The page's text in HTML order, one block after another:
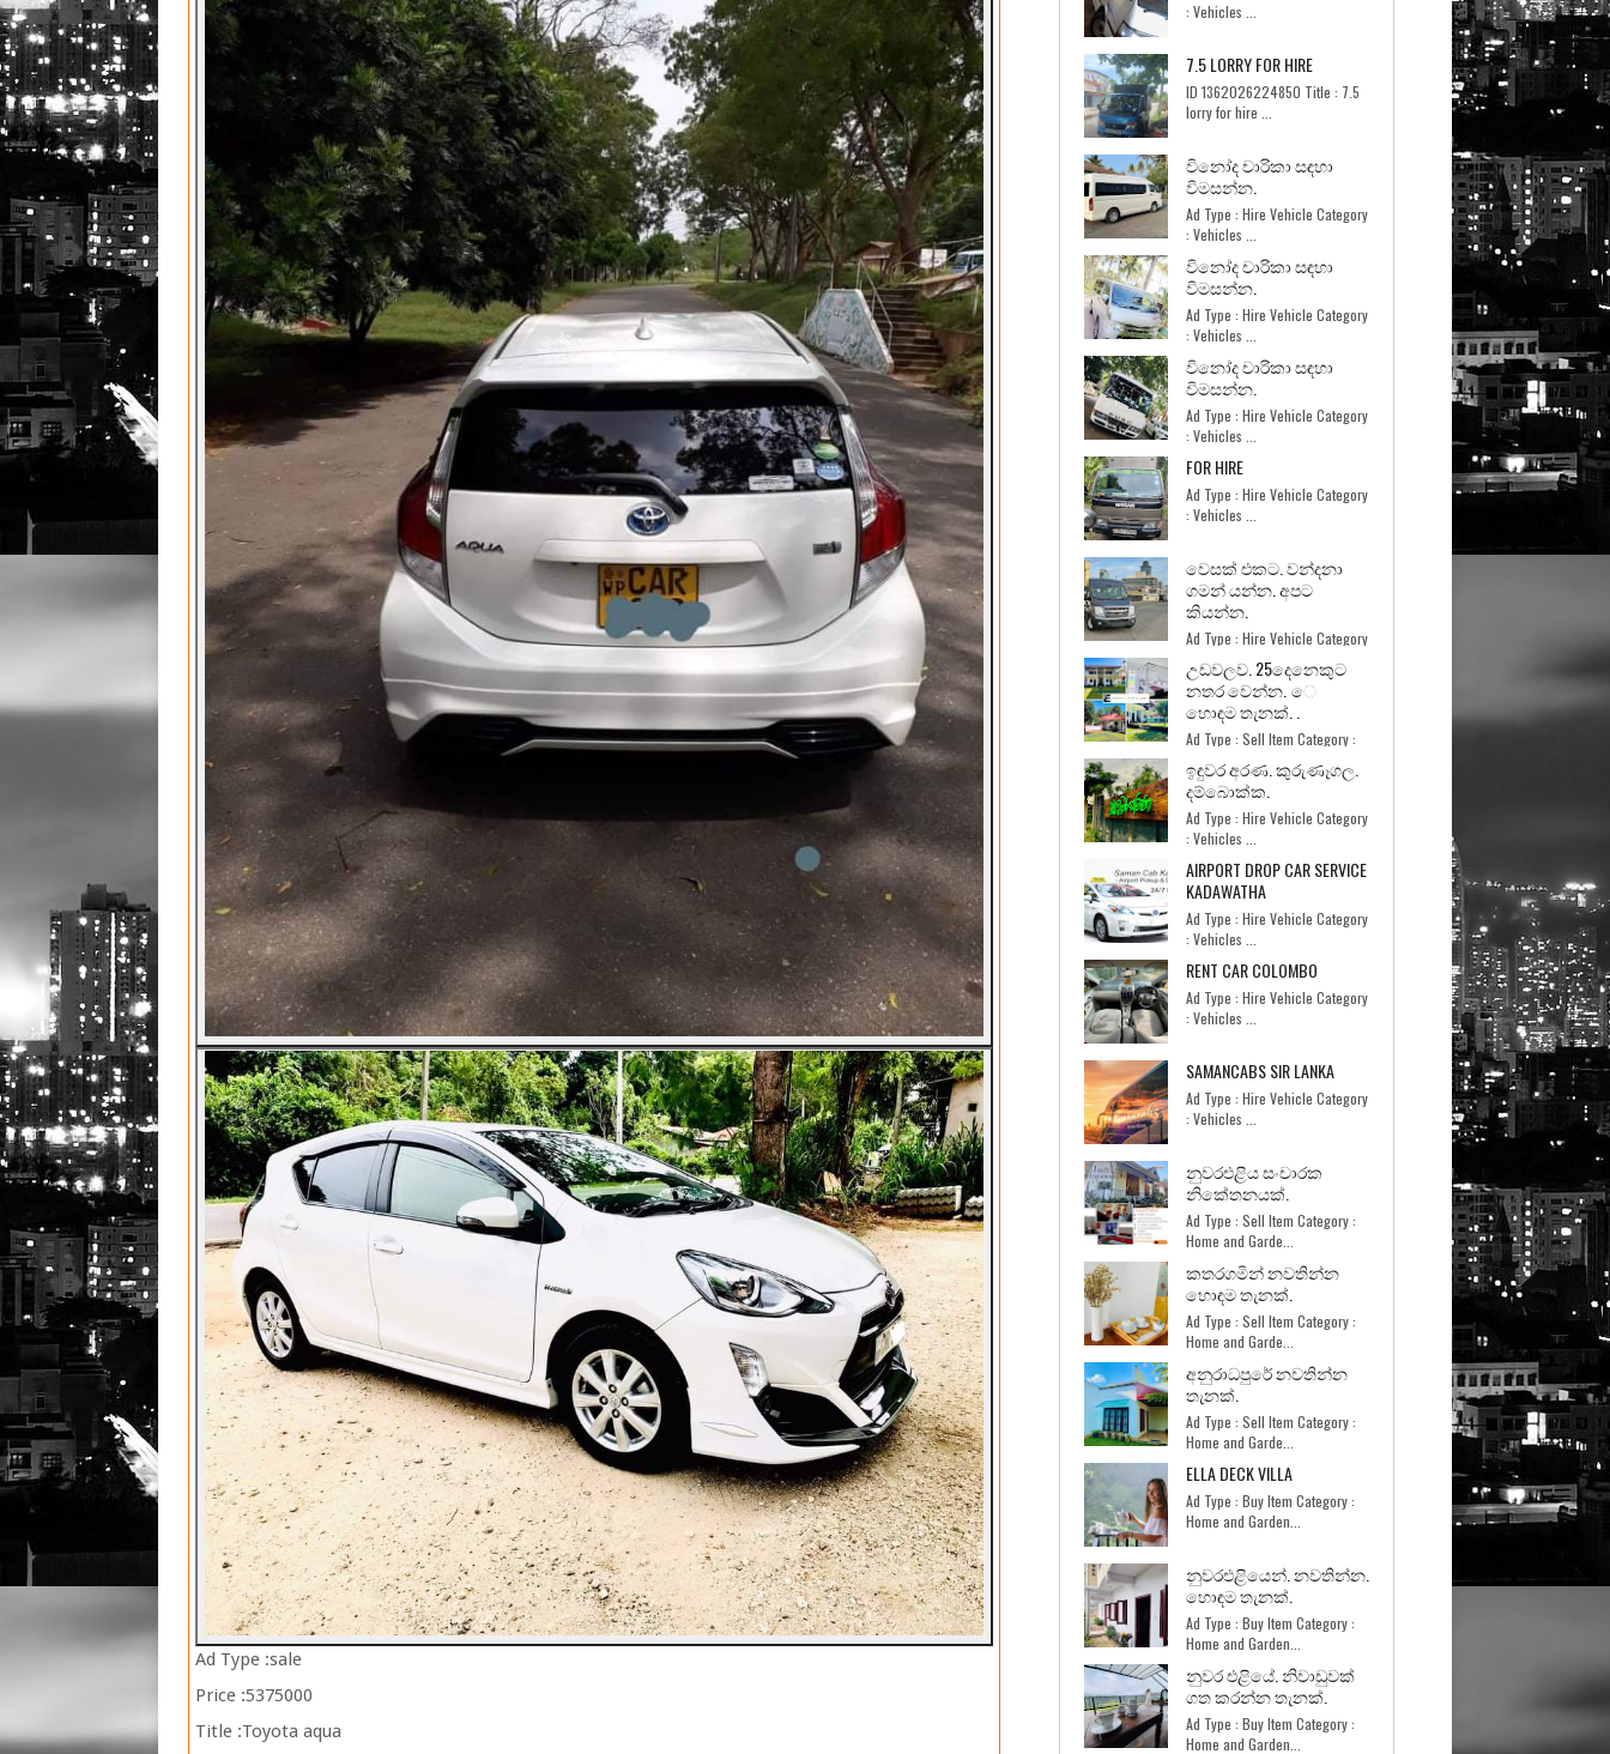
Ad Type :sale
Price :5375000
Title :Toyota aqua
: Vehicles ...
7.5 LORRY FOR HIRE
ID 1362026224850 Title : 7.5
lorry for hire ...
විනෝද චාරිකා සඳහා
විමසන්න.
Ad Type : Hire Vehicle Category
: Vehicles ...
විනෝද චාරිකා සඳහා
විමසන්න.
Ad Type : Hire Vehicle Category
: Vehicles ...
විනෝද චාරිකා සඳහා
විමසන්න.
Ad Type : Hire Vehicle Category
: Vehicles ...
FOR HIRE
Ad Type : Hire Vehicle Category
: Vehicles ...
වෙසක් එකට. වන්දනා
ගමන් යන්න. අපට
කියන්න.
Ad Type : Hire Vehicle Category
: Vehicles ...
උඩවලව. 25දෙනෙකුට
නතර වෙන්න. ෙ
හොඳම තැනක්. .
Ad Type : Sell Item Category :
Home and Garde... ඉඳුවර අරණ. කුරුණෑගල.
දම්බොක්ක.
Ad Type : Hire Vehicle Category
: Vehicles ...
AIRPORT DROP CAR SERVICE
KADAWATHA
Ad Type : Hire Vehicle Category
: Vehicles ...
RENT CAR COLOMBO
Ad Type : Hire Vehicle Category
: Vehicles ...
SAMANCABS SIR LANKA
Ad Type : Hire Vehicle Category
: Vehicles ...
නුවරඑළිය සංචාරක
නිකේතනයක්.
Ad Type : Sell Item Category :
Home and Garde...
කතරගමින් නවතින්න
හොඳම තැනක්.
Ad Type : Sell Item Category :
Home and Garde...
අනුරාධපුරේ නවතින්න
තැනක්.
Ad Type : Sell Item Category :
Home and Garde...
ELLA DECK VILLA
Ad Type : Buy Item Category :
Home and Garden...
නුවරඑළියෙන්. නවතින්න.
හොඳම තැනක්.
Ad Type : Buy Item Category :
Home and Garden...
නුවර එළියේ. නිවාඩුවක්
ගත කරන්න තැනක්.
Ad Type : Buy Item Category :
Home and Garden...